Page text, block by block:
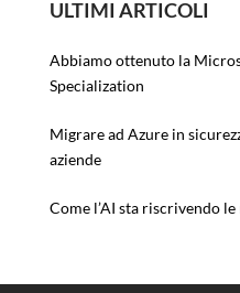
ULTIMI ARTICOLI
Abbiamo ottenuto la
Specialization
Migrare ad Azure in
aziende
Come l’AI sta riscrivendo